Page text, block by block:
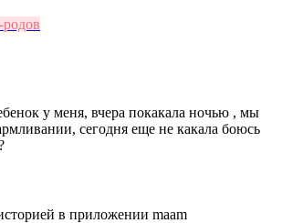
у меня, вчера покакала ночью , мы
сегодня еще не какала боюсь
в приложении maam